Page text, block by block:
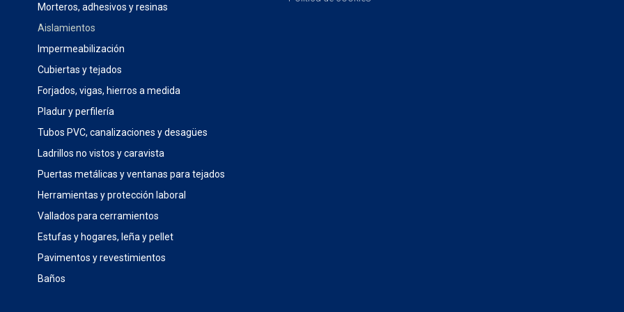
Morteros, adhesivos y resinas
Aislamientos
Impermeabilización
Cubiertas y tejados
Forjados, vigas, hierros a medida
Pladur y perfilería
Tubos PVC, canalizaciones y desagües
Ladrillos no vistos y caravista
Puertas metálicas y ventanas para tejados
Herramientas y protección laboral
Vallados para cerramientos
Estufas y hogares, leña y pellet
Pavimentos y revestimientos
Baños